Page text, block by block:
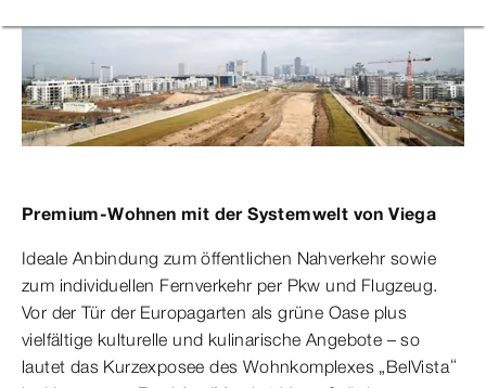
Premium-Wohnen mit der Systemwelt von Viega
Ideale Anbindung zum öffentlichen Nahverkehr sowie
zum individuellen Fernverkehr per Pkw und Flugzeug.
Vor der Tür der Europagarten als grüne Oase plus
vielfältige kulturelle und kulinarische Angebote – so
lautet das Kurzexposee des Wohnkomplexes „BelVista“